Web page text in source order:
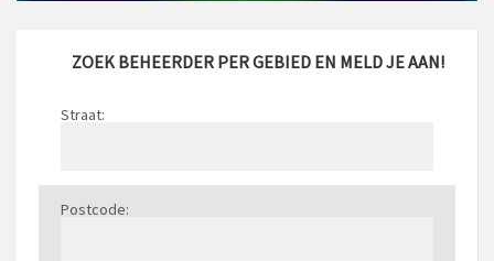
ZOEK BEHEERDER PER GEBIED EN MELD JE AAN!
Straat:
Postcode: